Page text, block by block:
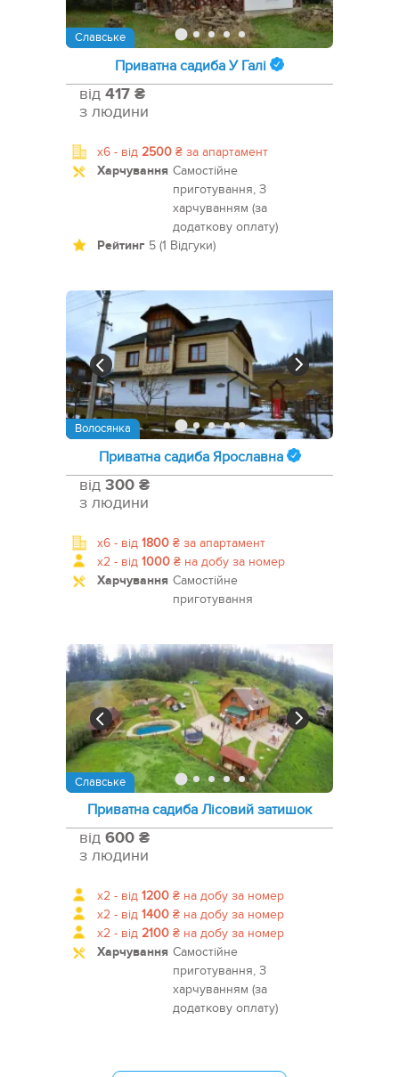
Славське
Приватна садиба У Галі
від 417 ₴
з людини
x6 - від 2500 ₴ за апартамент
Харчування Самостійне
приготування, З
харчуванням (за
додаткову оплату)
Рейтинг 5 (1 Відгуки)
Волосянка
Приватна садиба Ярославна
від 300 ₴
з людини
x6 - від 1800 ₴ за апартамент
x2 - від 1000 ₴ на добу за номер
Харчування Самостійне
приготування
Славське
Приватна садиба Лісовий затишок
від 600 ₴
з людини
x2 - від 1200 ₴ на добу за номер
x2 - від 1400 ₴ на добу за номер
x2 - від 2100 ₴ на добу за номер
Харчування Самостійне
приготування, З
харчуванням (за
додаткову оплату)